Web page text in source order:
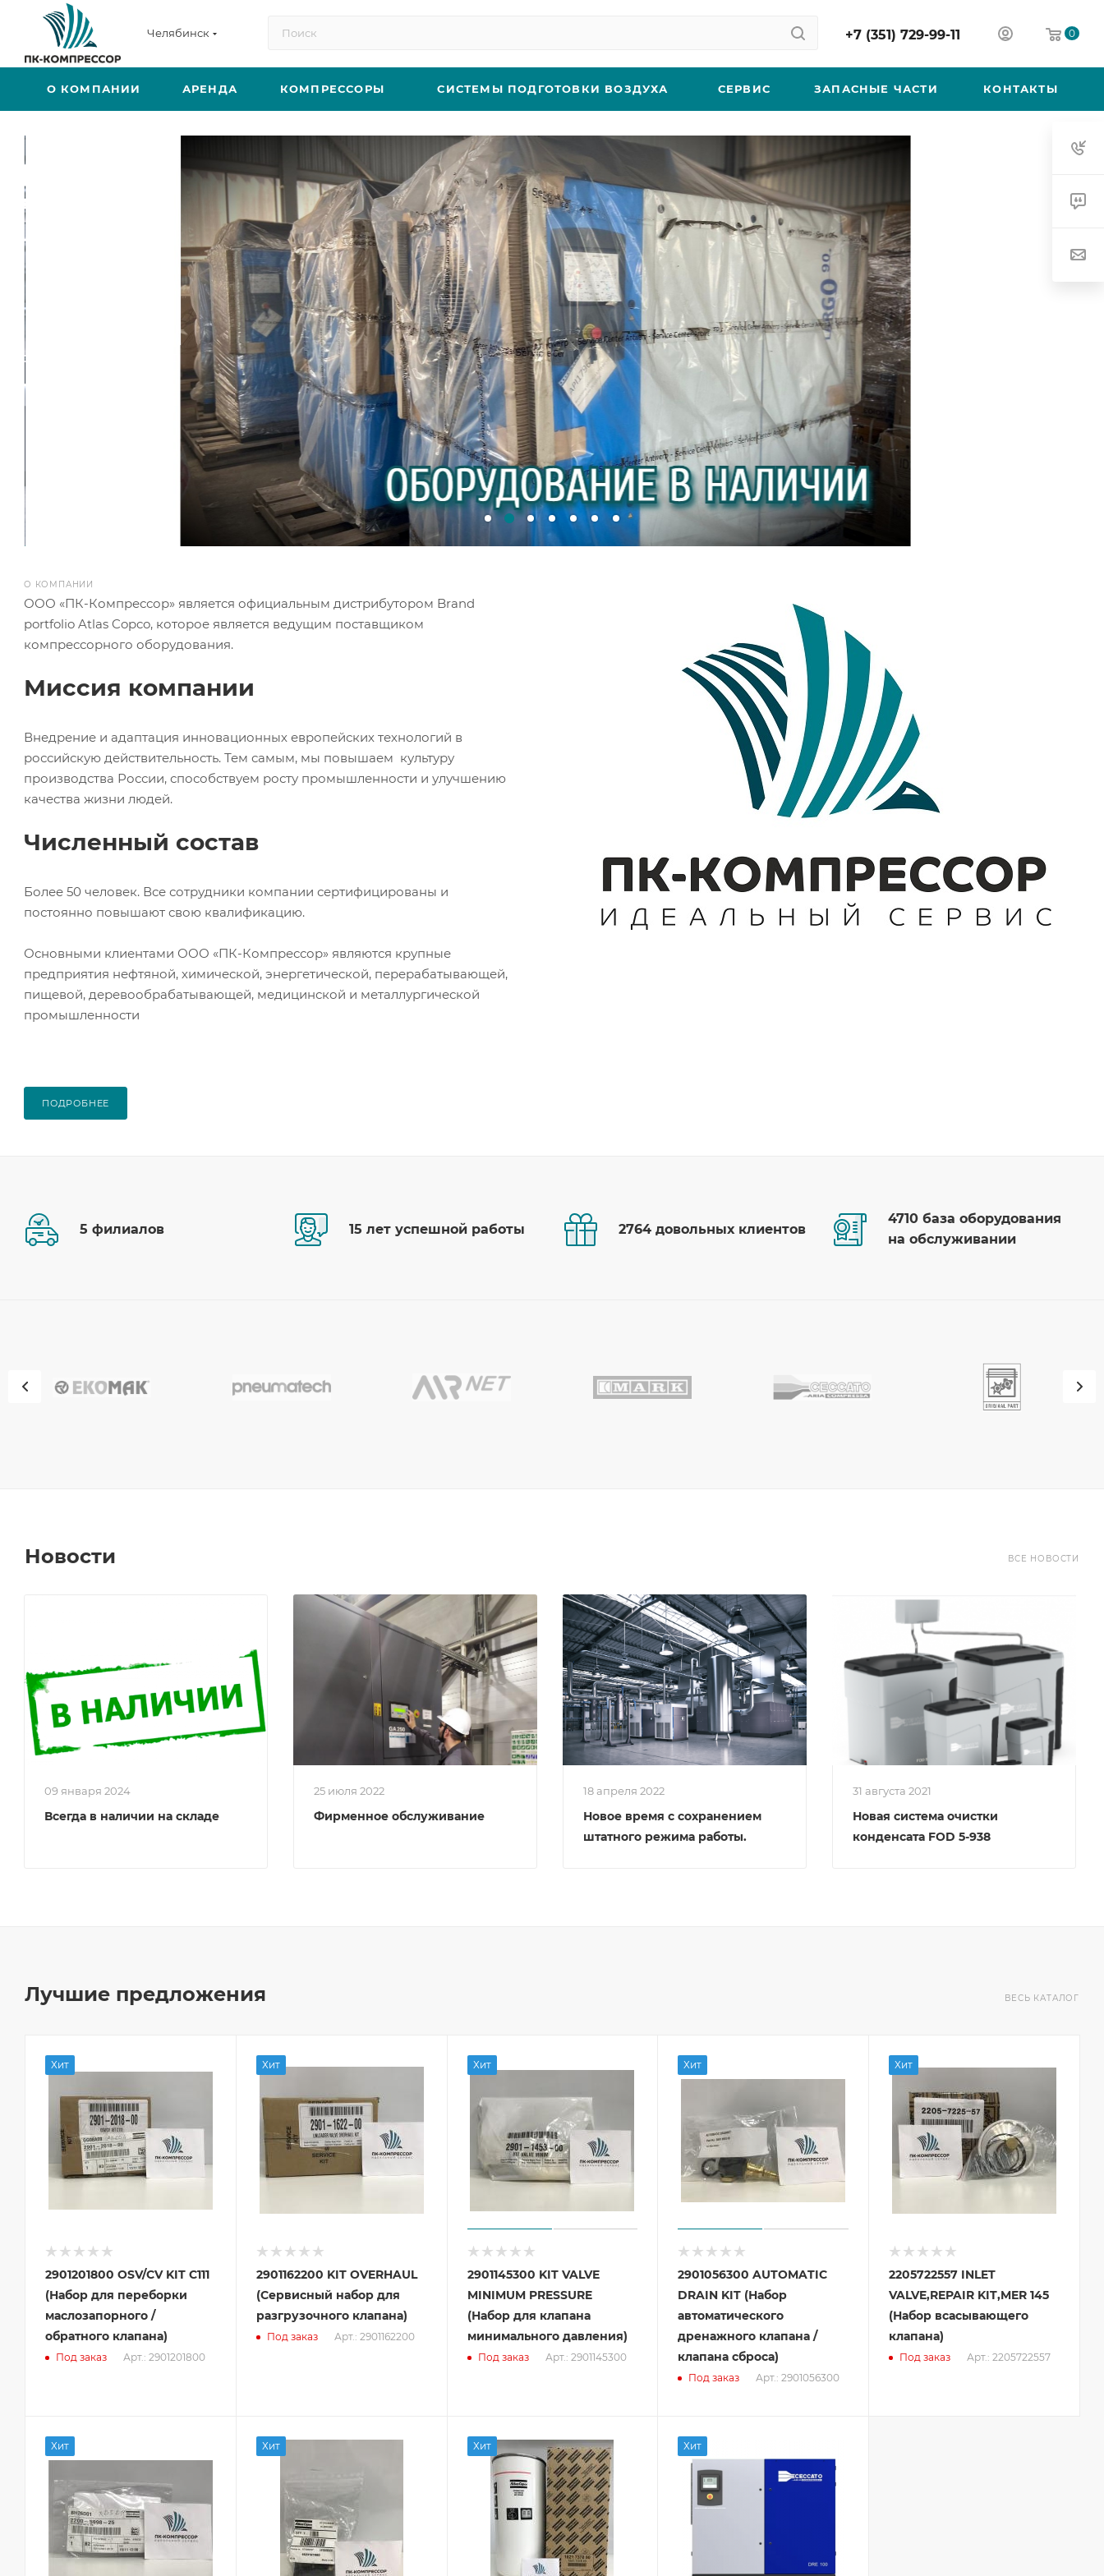
Челябинск +7 (351) 729-99-11 0
О КОМПАНИИ АРЕНДА КОМПРЕССОРЫ СИСТЕМЫ ПОДГОТОВКИ ВОЗДУХА СЕРВИС ЗАПАСНЫЕ ЧАСТИ КОНТАКТЫ
О КОМПАНИИ
ООО «ПК-Компрессор» является официальным дистрибутором Brand
portfolio Atlas Copco, которое является ведущим поставщиком
компрессорного оборудования.
Миссия компании
Внедрение и адаптация инновационных европейских технологий в
российскую действительность. Тем самым, мы повышаем культуру
производства России, способствуем росту промышленности и улучшению
качества жизни людей.
Численный состав
Более 50 человек. Все сотрудники компании сертифицированы и
постоянно повышают свою квалификацию.
Основными клиентами ООО «ПК-Компрессор» являются крупные
предприятия нефтяной, химической, энергетической, перерабатывающей,
пищевой, деревообрабатывающей, медицинской и металлургической
промышленности
ПОДРОБНЕЕ
5 филиалов 15 лет успешной работы 2764 довольных клиентов
4710 база оборудования
на обслуживании
Новости ВСЕ НОВОСТИ
09 января 2024
Всегда в наличии на складе
25 июля 2022
Фирменное обслуживание
18 апреля 2022
Новое время с сохранением
штатного режима работы.
31 августа 2021
Новая система очистки
конденсата FOD 5-938
Лучшие предложения ВЕСЬ КАТАЛОГ
Хит
2901201800 OSV/CV KIT C111
(Набор для переборки
маслозапорного /
обратного клапана)
Под заказ Арт.: 2901201800
Хит
2901162200 KIT OVERHAUL
(Сервисный набор для
разгрузочного клапана)
Под заказ Арт.: 2901162200
Хит
2901145300 KIT VALVE
MINIMUM PRESSURE
(Набор для клапана
минимального давления)
Под заказ Арт.: 2901145300
Хит
2901056300 AUTOMATIC
DRAIN KIT (Набор
автоматического
дренажного клапана /
клапана сброса)
Под заказ Арт.: 2901056300
Хит
2205722557 INLET
VALVE,REPAIR KIT,MER 145
(Набор всасывающего
клапана)
Под заказ Арт.: 2205722557
Хит Хит Хит Хит